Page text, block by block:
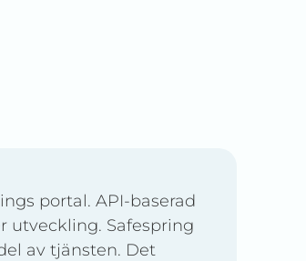
portal. API-baserad
utveckling. Safespring
av tjänsten. Det